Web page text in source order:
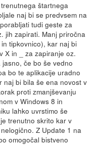
štartnega
naj bi se predvsem na
tudi geste za
jih zapirati. Manj priročna
tipkovnico), kar naj bi
X in _ za zapiranje oz.
če bo še vedno
bo te aplikacije uradno
naj bi bila še ena novost v
proti zmanjševanju
v Windows 8 in
lahko uvrstimo še
trenutno skrito kar v
Z Update 1 na
omogočal bistveno